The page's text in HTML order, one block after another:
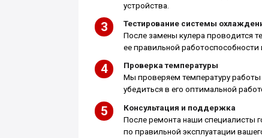
устройства.
Тестирование системы
После замены кулера проводится
ее правильной работоспособности
Проверка температуры
Мы проверяем температуру работы
убедиться в его оптимальной
Консультация и поддержка
После ремонта наши специалисты
по правильной эксплуатации